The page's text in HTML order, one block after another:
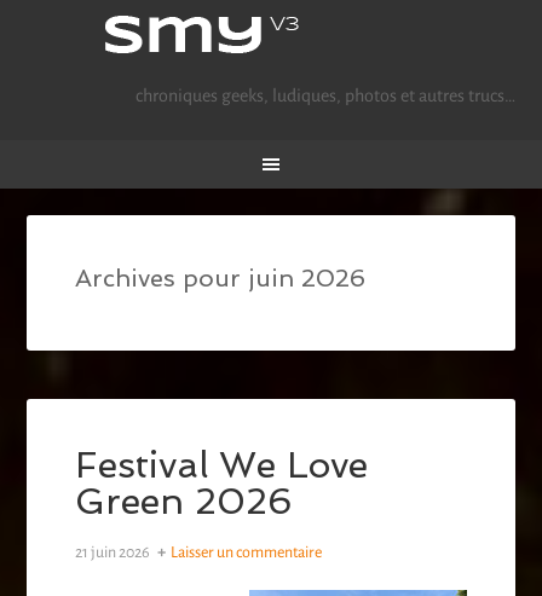
chroniques geeks, ludiques, photos et autres trucs…
Archives pour juin 2026
Festival We Love
Green 2026
21 juin 2026 Laisser un commentaire